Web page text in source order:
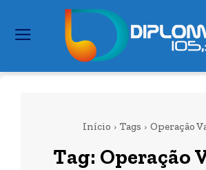
Início Tags Operação
Tag: Operação